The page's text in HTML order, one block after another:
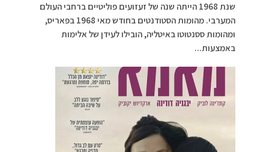
שנת 1968 הייתה שנה של זעזועים פוליטיים ברחבי העולם
המערבי. מהומות הסטודנטים בחודש מאי 1968 בפאריס,
ומהומות ססנטוטו באיטליה, הובילו לעידן של אלימות
באמצעות...